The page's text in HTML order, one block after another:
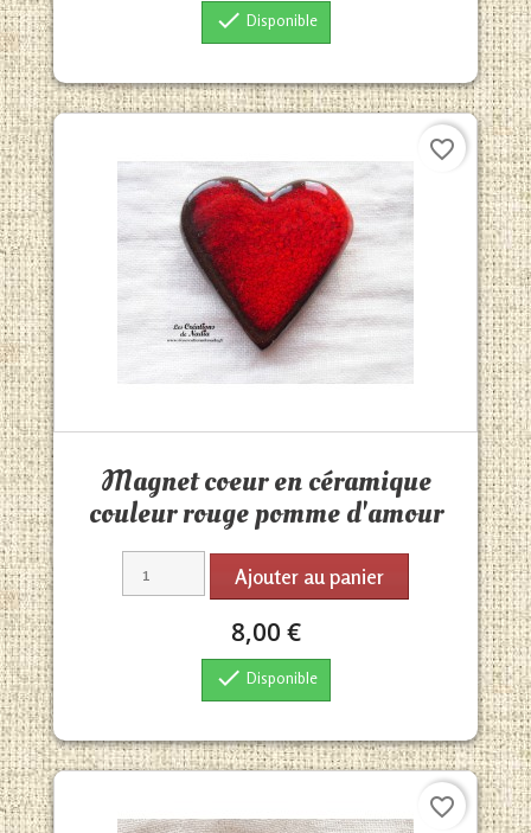
 Disponible
Magnet coeur en céramique
couleur rouge pomme d'amour
Ajouter au panier
8,00 €
 Disponible
favorite_border
favorite_border